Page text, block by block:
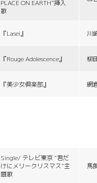
PLACE ON EARTH”挿入
歌
『Lasei』 川
『Rouge Adolescence』 柳
『美少女倶楽部』 網
Single/ テレビ東京 “君だ
けにメリークリスマス”主
題歌
馬